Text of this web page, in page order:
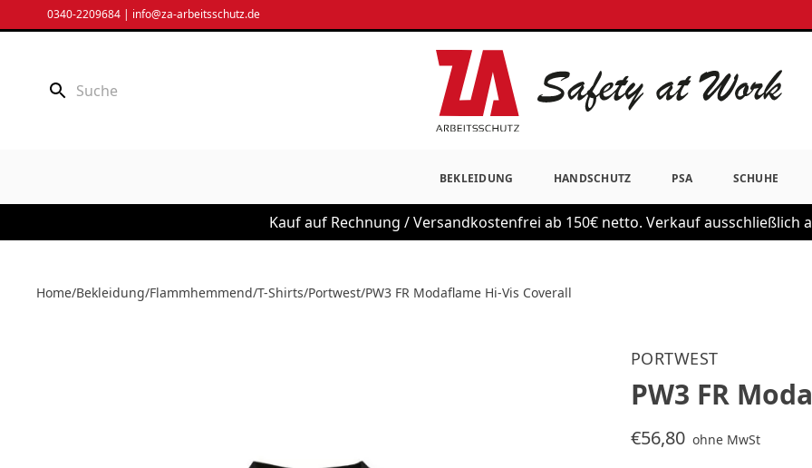
Inhalt
0340-2209684 | info@za-arbeitsschutz.de
BEKLEIDUNG HANDSCHUTZ PSA SCHUHE
Kauf auf Rechnung / Versandkostenfrei ab 150€ netto. Verkauf ausschließlich
Home/Bekleidung/Flammhemmend/T-Shirts/Portwest/PW3 FR Modaflame Hi-Vis Coverall
PORTWEST
PW3 FR
€56,80 ohne MwSt